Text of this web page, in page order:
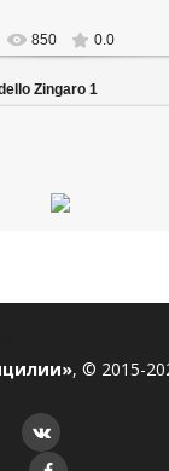
850 0.0
Zingaro 1
di Catania, © 2015-